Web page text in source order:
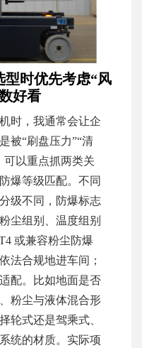
型时优先考虑“风
好看
时，我通常会让企
被“刷盘压力”“清
可以重点抓两类关
爆等级匹配。不同
级不同，防爆标志
尘组别、温度组别
或兼容粉尘防爆
法合规地进车间；
配。比如地面是否
粉尘与液体混合形
轮式还是驾乘式、
统的材质。实际项